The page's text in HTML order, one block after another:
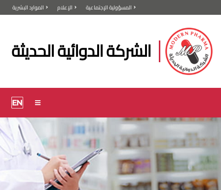
المسؤولية الإجتماعية الإعلام الموارد البشرية
الشركة الدوائية الحديثة